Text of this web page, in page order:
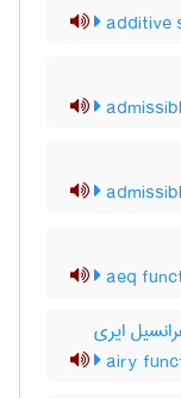
additive
aeq
ایری
airy